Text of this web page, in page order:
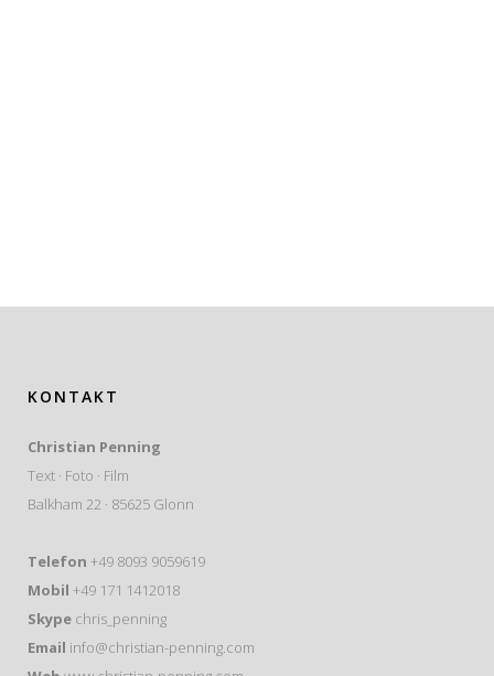
KONTAKT
Christian Penning
Text · Foto · Film
Balkham 22 · 85625 Glonn
Telefon +49 8093 9059619
Mobil +49 171 1412018
Skype chris_penning
Email info@christian-penning.com